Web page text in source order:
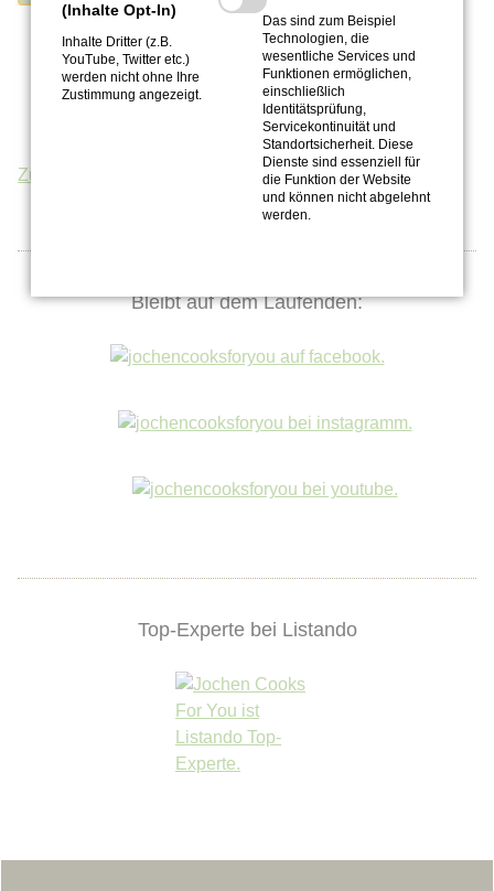
Zurück
Bleibt auf dem Laufenden:
Top-Experte bei Listando
(Inhalte Opt-In)
Inhalte Dritter (z.B.
YouTube, Twitter etc.)
werden nicht ohne Ihre
Zustimmung angezeigt.
Das sind zum Beispiel
Technologien, die
wesentliche Services und
Funktionen ermöglichen,
einschließlich
Identitätsprüfung,
Servicekontinuität und
Standortsicherheit. Diese
Dienste sind essenziell für
die Funktion der Website
und können nicht abgelehnt
werden.